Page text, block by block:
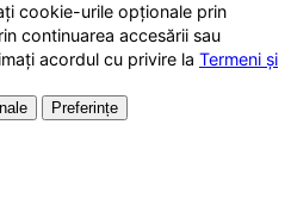
cookie-urile opționale prin
continuarea accesării sau
acordul cu privire la Termeni și
Preferințe